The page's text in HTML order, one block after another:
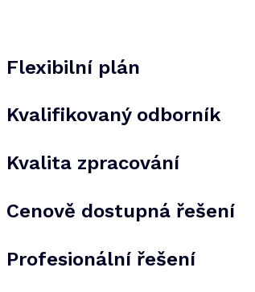
Flexibilní plán
Kvalifikovaný odborník
Kvalita zpracování
Cenově dostupná řešení
Profesionální řešení